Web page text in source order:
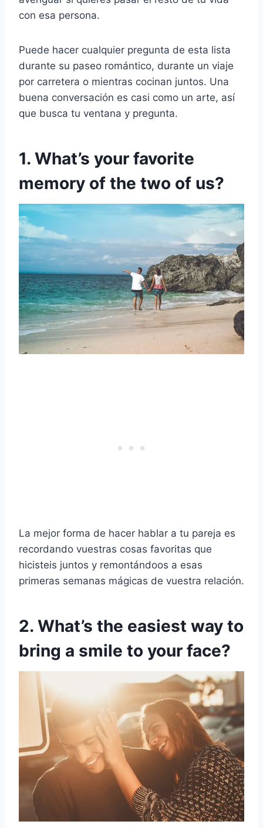
con esa persona.
Puede hacer cualquier pregunta de esta lista
durante su paseo romántico, durante un viaje
por carretera o mientras cocinan juntos. Una
buena conversación es casi como un arte, así
que busca tu ventana y pregunta.
1. What’s your favorite
memory of the two of us?
La mejor forma de hacer hablar a tu pareja es
recordando vuestras cosas favoritas que
hicisteis juntos y remontándoos a esas
primeras semanas mágicas de vuestra relación.
2. What’s the easiest way to
bring a smile to your face?